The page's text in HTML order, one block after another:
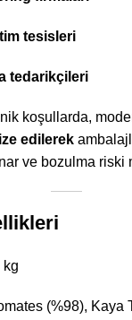
tesisleri
tedarikçileri
koşullarda,
edilerek
ve bozulma riski
kg
(%98), Kaya